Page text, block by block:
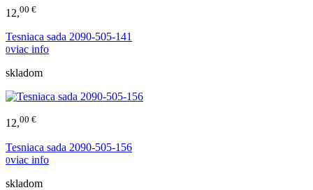
12,00 €
Tesniaca sada 2090-505-141
0viac info
skladom
12,00 €
Tesniaca sada 2090-505-156
0viac info
skladom